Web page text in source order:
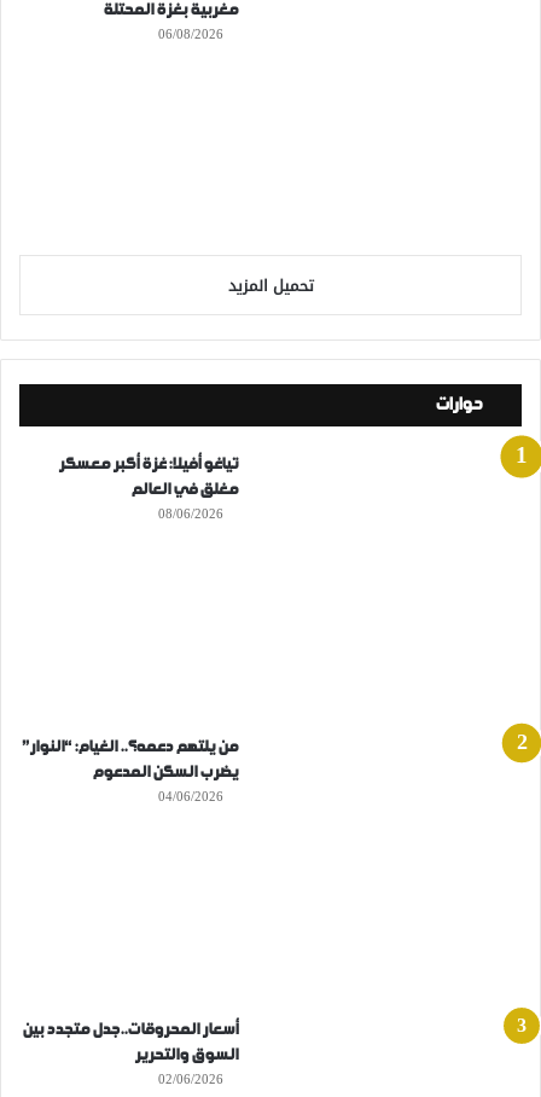
مغربية بغزة المحتلة
06/08/2026
تحميل المزيد
حوارات
تياغو أفيلا: غزة أكبر معسكر
مغلق في العالم
08/06/2026
من يلتهم دعمه؟.. الغيام: “النوار”
يضرب السكن المدعوم
04/06/2026
أسعار المحروقات..جدل متجدد بين
السوق والتحرير
02/06/2026